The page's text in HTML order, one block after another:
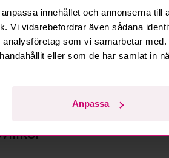
innehållet och annonserna till
Vi vidarebefordrar även sådana
som vi samarbetar
eller som de har samlat in
Anpassa